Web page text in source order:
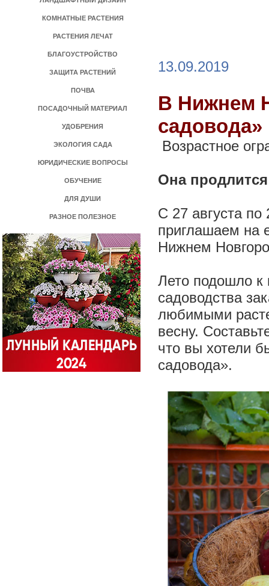
КОМНАТНЫЕ РАСТЕНИЯ
РАСТЕНИЯ ЛЕЧАТ
БЛАГОУСТРОЙСТВО
ЗАЩИТА РАСТЕНИЙ
ПОЧВА
ПОСАДОЧНЫЙ МАТЕРИАЛ
УДОБРЕНИЯ
ЭКОЛОГИЯ САДА
ЮРИДИЧЕСКИЕ ВОПРОСЫ
ОБУЧЕНИЕ
ДЛЯ ДУШИ
РАЗНОЕ ПОЛЕЗНОЕ
13.09.2019
В Нижнем
садовода»
Возрастное
Она
С 27 августа по
приглашаем на
Нижнем
Лето подошло к
садоводства
любимыми
весну.
что вы хотели
садовода».